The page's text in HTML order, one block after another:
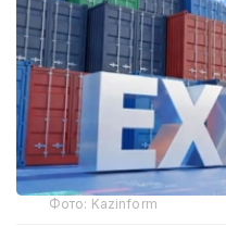
Фото: Kazinform